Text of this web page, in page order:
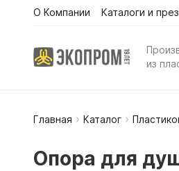
О Компании Каталоги и
из
Главная Каталог
Опора для